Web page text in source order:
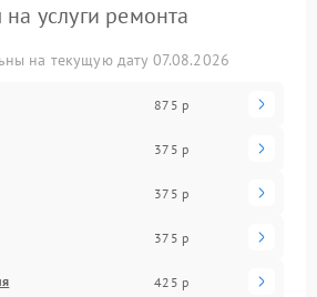
услуги ремонта
на текущую дату 07.08.2026
875 р
375 р
375 р
375 р
425 р